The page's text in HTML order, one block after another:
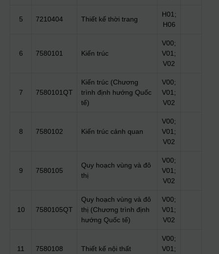
5 7210404 Thiết kế thời trang
H01;
H06
6 7580101 Kiến trúc
V00;
V01;
V02
7 7580101QT
Kiến trúc (Chương
trình định hướng Quốc
tế)
V00;
V01;
V02
8 7580102 Kiến trúc cảnh quan
V00;
V01;
V02
9 7580105
Quy hoạch vùng và đô
thị
V00;
V01;
V02
10 7580105QT
Quy hoạch vùng và đô
thị (Chương trình định
hướng Quốc tế)
V00;
V01;
V02
11 7580108 Thiết kế nội thất
V00;
V01;